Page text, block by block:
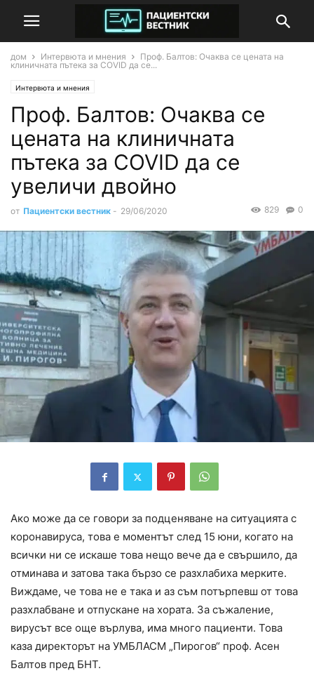
дом Интервюта и мнения
Проф. Балтов: Очаква се цената на
клиничната пътека за COVID да се...
Интервюта и мнения
Проф. Балтов: Очаква се
цената на клиничната
пътека за COVID да се
увеличи двойно
от Пациентски вестник - 29/06/2020 0
829
Ако може да се говори за подценяване на ситуацията с
коронавируса, това е моментът след 15 юни, когато на
всички ни се искаше това нещо вече да е свършило, да
отминава и затова така бързо се разхлабиха мерките.
Виждаме, че това не е така и аз съм потърпевш от това
разхлабване и отпускане на хората. За съжаление,
вирусът все още върлува, има много пациенти. Това
каза директорът на УМБЛАСМ „Пирогов“ проф. Асен
Балтов пред БНТ.